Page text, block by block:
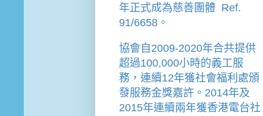
年正式成為慈善團體  Ref.
91/6658。
協會 自2009-2020年合共提供
超過100,000小時的義工服
務，連續12年獲社會福利處頒
發服務金獎嘉許。 2014年及
2015年連續兩年獲香港電台社